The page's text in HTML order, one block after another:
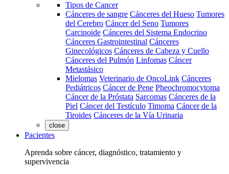
Tipos de Cancer
Cánceres de sangre Cánceres del Hueso Tumores
del Cerebro Cáncer del Seno Tumores
Carcinoide Cánceres del Sistema Endocrino
Cánceres Gastrointestinal Cánceres
Ginecológicos Cánceres de Cabeza y Cuello
Cánceres del Pulmón Linfomas Cáncer
Metastásico
Mielomas Veterinario de OncoLink Cánceres
Pediátricos Cáncer de Pene Pheochromocytoma
Cáncer de la Próstata Sarcomas Cánceres de la
Piel Cáncer del Testículo Timoma Cáncer de la
Tiroides Cánceres de la Vía Urinaria
close
Pacientes
Aprenda sobre cáncer, diagnóstico, tratamiento y
supervivencia